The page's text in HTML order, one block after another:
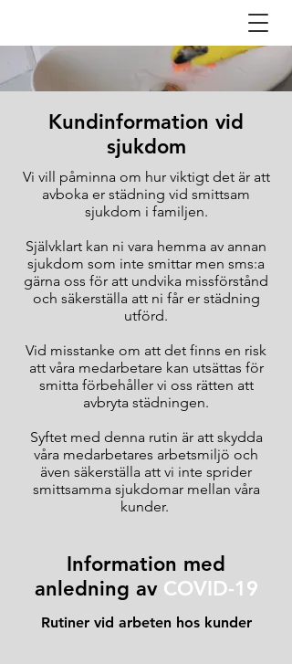
Kundinformation vid
sjukdom
Vi vill påminna om hur viktigt det är att
avboka er städning vid smittsam
sjukdom i familjen.
Självklart kan ni vara hemma av annan
sjukdom som inte smittar men sms:a
gärna oss för att undvika missförstånd
och säkerställa att ni får er städning
utförd.
Vid misstanke om att det finns en risk
att våra medarbetare kan utsättas för
smitta förbehåller vi oss rätten att
avbryta städningen.
Syftet med denna rutin är att skydda
våra medarbetares arbetsmiljö och
även säkerställa att vi inte sprider
smittsamma sjukdomar mellan våra
kunder.
Information med
anledning av COVID-19
Rutiner vid arbeten hos kunder